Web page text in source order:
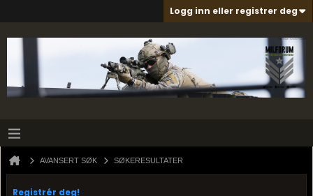
Logg inn eller registrer deg
AVANSERT SØK SØKERESULTATER
Registrér deg!